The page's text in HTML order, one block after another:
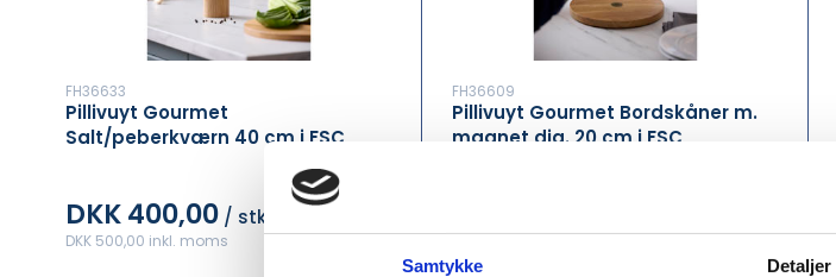
Samtykke Detaljer
FH36633
Pillivuyt Gourmet
Salt/peberkværn 40 cm i FSC
DKK 400,00 / stk
DKK 500,00 inkl. moms
FH36609
Pillivuyt Gourmet Bordskåner m.
magnet dia. 20 cm i FSC
DKK 225,00 inkl. moms